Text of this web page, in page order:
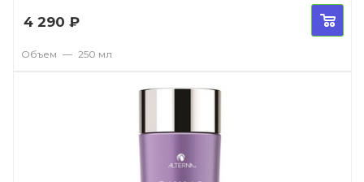
4 290 ₽
Объем — 250 мл